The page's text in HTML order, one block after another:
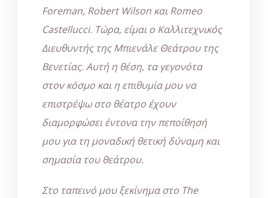
Foreman, Robert Wilson και Romeo
Castellucci. Τώρα, είμαι ο Καλλιτεχνικός
Διευθυντής της Μπιενάλε Θεάτρου της
Βενετίας. Αυτή η θέση, τα γεγονότα
στον κόσμο και η επιθυμία μου να
επιστρέψω στο θέατρο έχουν
διαμορφώσει έντονα την πεποίθησή
μου για τη μοναδική θετική δύναμη και
σημασία του θεάτρου.
Στο ταπεινό μου ξεκίνημα στο The